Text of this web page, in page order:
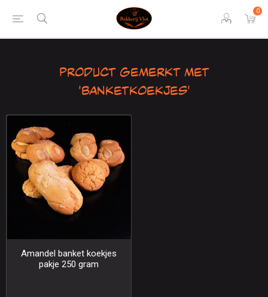
0
Product gemerkt met
'Banketkoekjes'
Amandel banket koekjes
pakje 250 gram